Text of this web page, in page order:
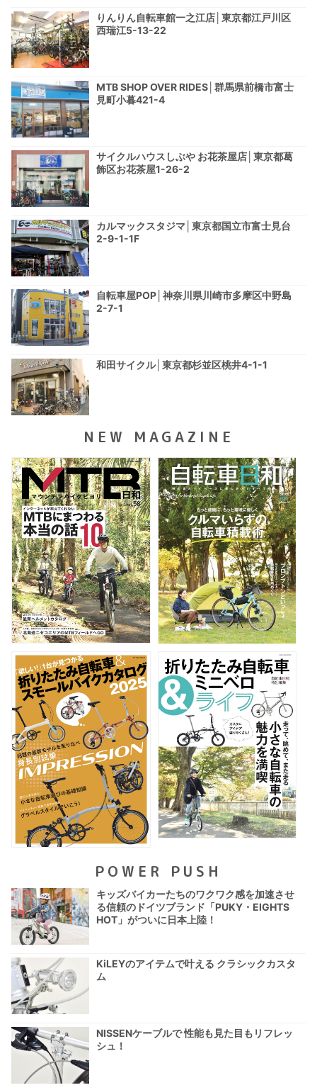
りんりん自転車館一之江店│東京都江戸川区
西瑞江5-13-22
MTB SHOP OVER RIDES│群馬県前橋市富士
見町小暮421-4
サイクルハウスしぶや お花茶屋店│東京都葛
飾区お花茶屋1-26-2
カルマックスタジマ│東京都国立市富士見台
2-9-1-1F
自転車屋POP│神奈川県川崎市多摩区中野島
2-7-1
和田サイクル│東京都杉並区桃井4-1-1
NEW MAGAZINE
POWER PUSH
キッズバイカーたちのワクワク感を加速させ
る信頼のドイツブランド「PUKY・EIGHTS
HOT」がついに日本上陸！
KiLEYのアイテムで叶える クラシックカスタ
ム
NISSENケーブルで 性能も見た目もリフレッ
シュ！